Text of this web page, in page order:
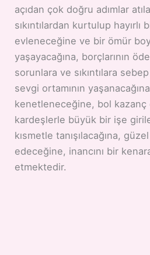
açıdan çok doğru adımlar
sıkıntılardan kurtulup hayırlı
evleneceğine ve bir ömür
yaşayacağına, borçlarının
sorunlara ve sıkıntılara
sevgi ortamının
kenetleneceğine, bol kazanç
kardeşlerle büyük bir işe
kısmetle tanışılacağına,
edeceğine, inancını bir
etmektedir.